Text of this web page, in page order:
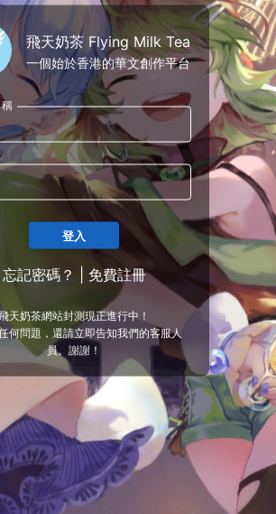
飛天奶茶 Flying Milk Tea
一個始於香港的華文創作平台
登入
忘記密碼？ 免費註冊
天奶茶網站封測現正進行中！
何問題，還請立即告知我們的客服人
員。謝謝！